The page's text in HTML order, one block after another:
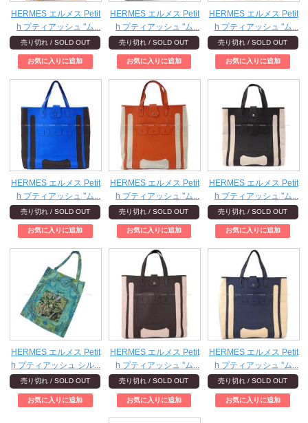
HERMES エルメス Petit
h プティアッシュ "ム...
売り切れ / SOLD OUT
HERMES エルメス Petit
h プティアッシュ "ム...
売り切れ / SOLD OUT
HERMES エルメス Petit
h プティアッシュ "ム...
売り切れ / SOLD OUT
HERMES エルメス Petit
h プティアッシュ "ム...
売り切れ / SOLD OUT
HERMES エルメス Petit
h プティアッシュ "ム...
売り切れ / SOLD OUT
HERMES エルメス Petit
h プティアッシュ "ム...
売り切れ / SOLD OUT
HERMES エルメス Petit
h プティアッシュ シル...
売り切れ / SOLD OUT
HERMES エルメス Petit
h プティアッシュ "ム...
売り切れ / SOLD OUT
HERMES エルメス Petit
h プティアッシュ "ム...
売り切れ / SOLD OUT